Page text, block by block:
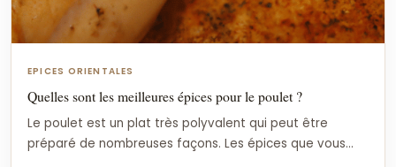
EPICES ORIENTALES
Quelles sont les meilleures épices pour le poulet ?
Le poulet est un plat très polyvalent qui peut être
préparé de nombreuses façons. Les épices que vous...